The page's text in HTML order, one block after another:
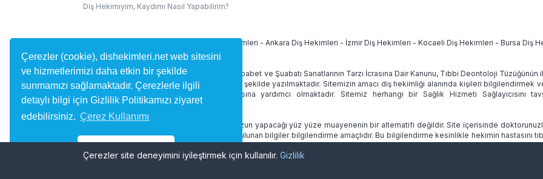
Çerezler (cookie), dishekimleri.net web sitesini
ve hizmetlerimizi daha etkin bir şekilde
sunmamızı sağlamaktadır. Çerezlerle ilgili
detaylı bilgi için Gizlilik Politikamızı ziyaret
edebilirsiniz. Çerez Kullanımı
Çerezler site deneyimini iyileştirmek için kullanılır. Gizlilik
Diş Hekimiyim, Kaydımı Nasıl Yapabilirim?
İstanbul Diş Hekimleri - Ankara Diş Hekimleri - İzmir Diş Hekimleri - Kocaeli Diş Hekimleri - Bursa Diş
dishekimleri.net site içeriğinde 1219 Sayılı Tababet ve Şuabatı Sanatlarının Tarzı İcrasına Dair Kanunu, Tıbbi Deontoloji
alan yorumlar kullanıcılar tarafından bağımsız şekilde yazılmaktadır. Sitemizin amacı diş hekimliği alanında kişileri
diş hekimini bulmasına ve randevu almasına yardımcı olmaktadır. Sitemiz herhangi bir Sağlık Hizmeti Sağlayıcısını
desteklememektedir.
dishekimleri.net online hizmetleri doktorunuzun yapacağı yüz yüze muayenenin bir alternatifi değildir. Site içerisinde
ve tedaviniz düzenlenmez. Site içerisinde bulunan bilgiler bilgilendirme amaçlıdır. Bu bilgilendirme kesinlikle hekimin hastasını